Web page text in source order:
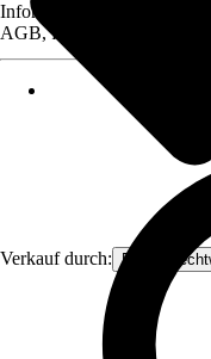
Verkauf durch: Frank
Informationen des
AGB, finden Sie bei Klick